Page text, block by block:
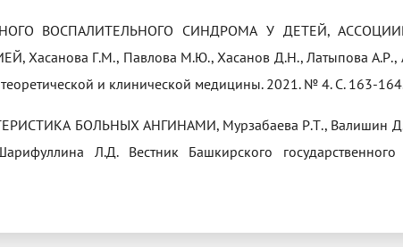
ВОСПАЛИТЕЛЬНОГО СИНДРОМА У ДЕТЕЙ,
Г.М., Павлова М.Ю., Хасанов Д.Н., Латыпова А.Р.,
и клинической медицины. 2021. № 4. С. 163-
БОЛЬНЫХ АНГИНАМИ, Мурзабаева Р.Т., Валишин
Л.Д. Вестник Башкирского государственного